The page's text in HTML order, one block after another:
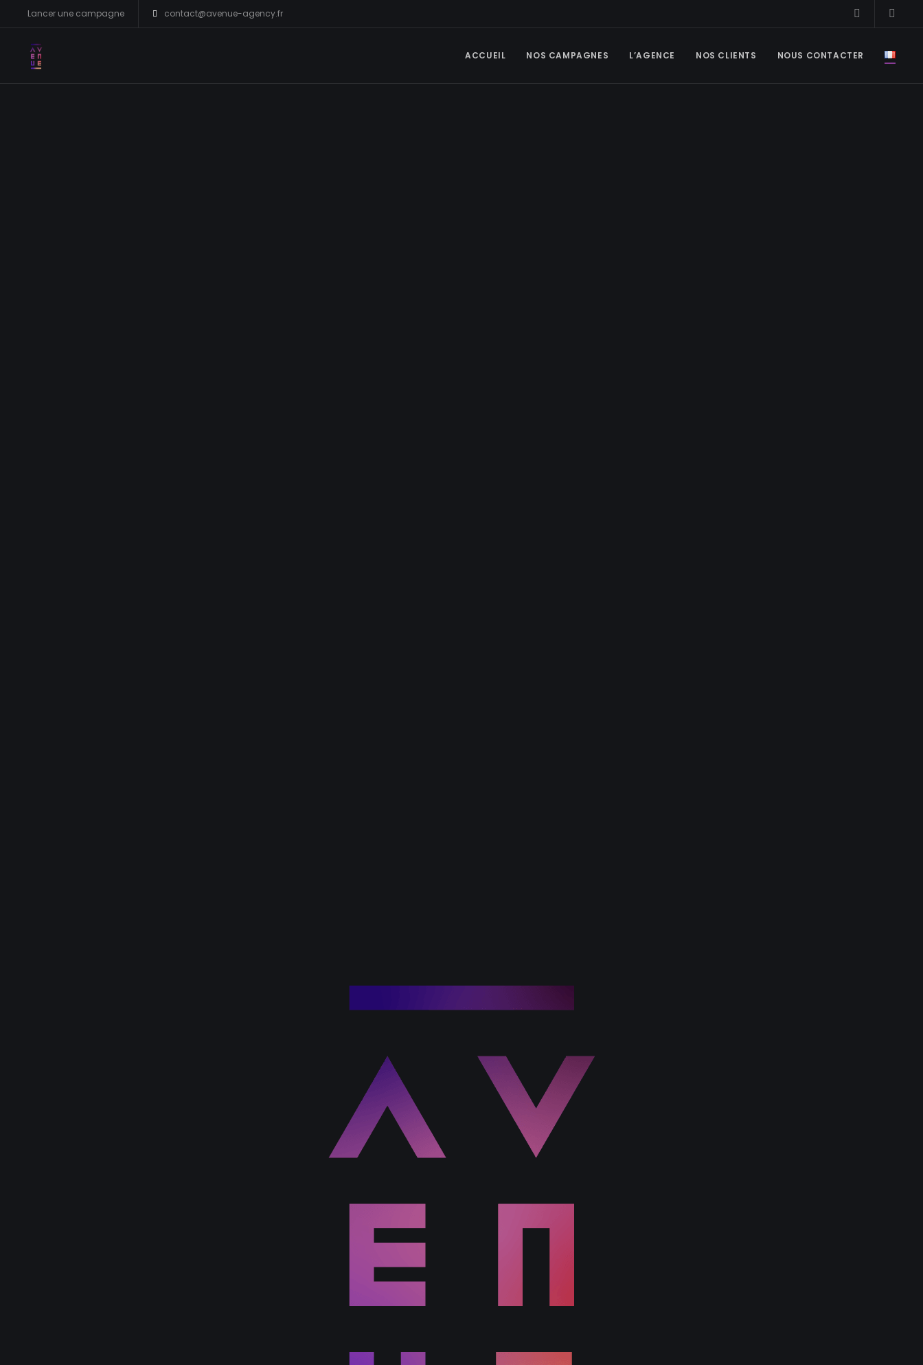
Lancer une campagne contact@avenue-agency.fr
ACCUEIL NOS CAMPAGNES L’AGENCE NOS CLIENTS NOUS CONTACTER